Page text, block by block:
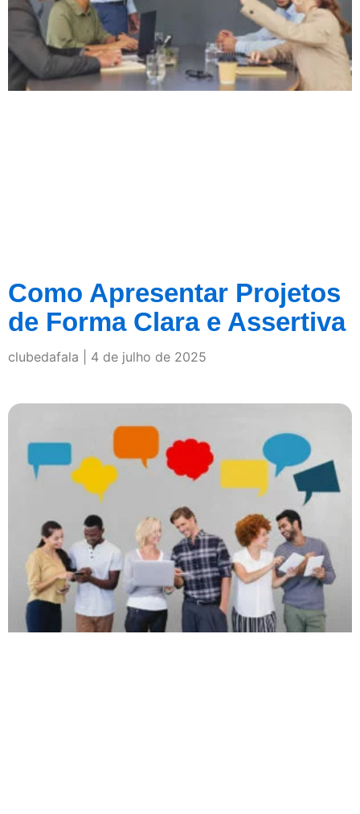
Como Apresentar Projetos
de Forma Clara e Assertiva
clubedafala 4 de julho de 2025